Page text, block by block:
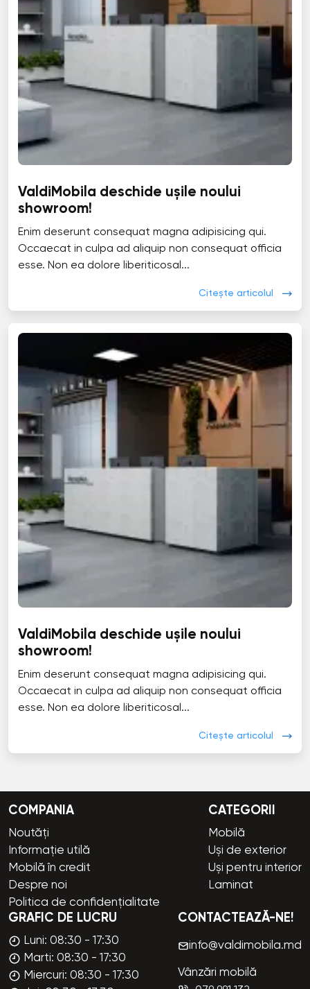
ValdiMobila deschide ușile noului
showroom!
Enim deserunt consequat magna adipisicing qui.
Occaecat in culpa ad aliquip non consequat officia
esse. Non ea dolore liberiticosal...
Citește articolul
ValdiMobila deschide ușile noului
showroom!
Enim deserunt consequat magna adipisicing qui.
Occaecat in culpa ad aliquip non consequat officia
esse. Non ea dolore liberiticosal...
Citește articolul
COMPANIA
Noutăți
Informație utilă
Mobilă în credit
Despre noi
Politica de confidențialitate
CATEGORII
Mobilă
Uși de exterior
Uși pentru interior
Laminat
GRAFIC DE LUCRU
Luni: 08:30 - 17:30
Marti: 08:30 - 17:30
Miercuri: 08:30 - 17:30
CONTACTEAZĂ-NE!
info@valdimobila.md
Vânzări mobilă